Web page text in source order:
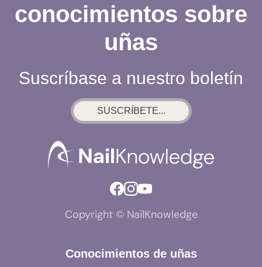
conocimientos sobre
uñas
Suscríbase a nuestro boletín
SUSCRÍBETE...
Copyright © NailKnowledge
Conocimientos de uñas